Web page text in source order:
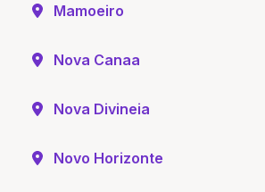
Mamoeiro
Nova Canaa
Nova Divineia
Novo Horizonte